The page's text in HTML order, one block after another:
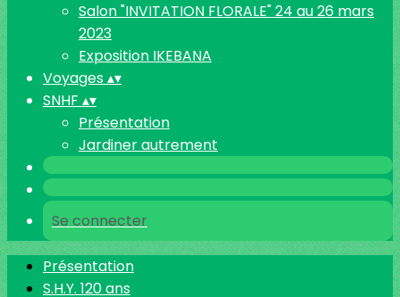
Salon "INVITATION FLORALE" 24 au 26 mars
2023
Exposition IKEBANA
Voyages▴▾
SNHF ▴▾
Présentation
Jardiner autrement
Se connecter
Présentation
S.H.Y. 120 ans